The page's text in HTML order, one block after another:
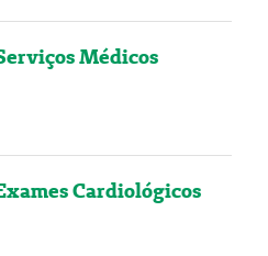
Médicos
Cardiológicos